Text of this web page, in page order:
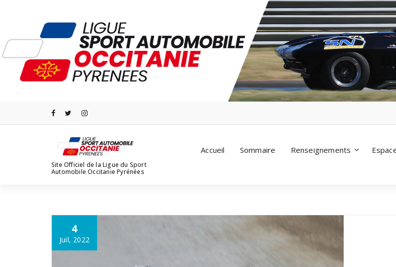
Site Officiel de la Ligue du Sport
Automobile Occitanie Pyrénées
Accueil Sommaire Renseignements
4
Juil, 2022